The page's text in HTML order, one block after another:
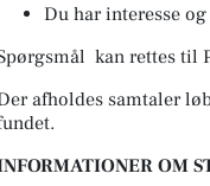
Du har interesse
kan rettes til
afholdes samtaler
OM